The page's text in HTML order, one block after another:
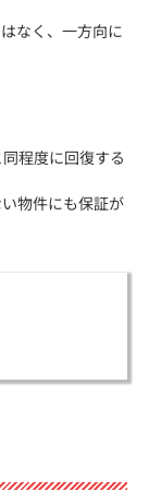
なく、一方向に
程度に回復する
物件にも保証が